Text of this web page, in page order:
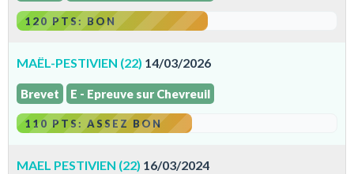
120 PTS: BON
MAËL-PESTIVIEN (22) 14/03/2026
Brevet E - Epreuve sur Chevreuil
110 PTS: ASSEZ BON
MAEL PESTIVIEN (22) 16/03/2024